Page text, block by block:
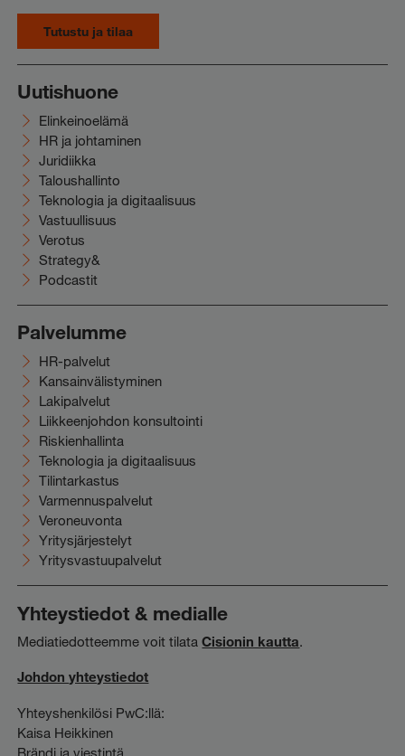
Tutustu ja tilaa
Uutishuone
Elinkeinoelämä
HR ja johtaminen
Juridiikka
Taloushallinto
Teknologia ja digitaalisuus
Vastuullisuus
Verotus
Strategy&
Podcastit
Palvelumme
HR-palvelut
Kansainvälistyminen
Lakipalvelut
Liikkeenjohdon konsultointi
Riskienhallinta
Teknologia ja digitaalisuus
Tilintarkastus
Varmennuspalvelut
Veroneuvonta
Yritysjärjestelyt
Yritysvastuupalvelut
Yhteystiedot & medialle
Mediatiedotteemme voit tilataCisionin kautta.
Johdon yhteystiedot
Yhteyshenkilösi PwC:llä:
Kaisa Heikkinen
Brändi ja viestintä